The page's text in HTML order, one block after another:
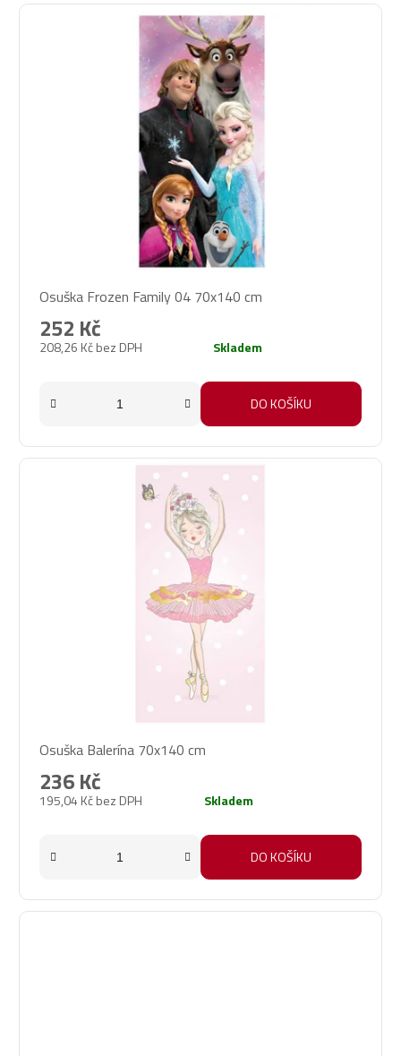
Osuška Frozen Family 04 70x140 cm
208,26 Kč bez DPH
252 Kč
Skladem
DO KOŠÍKU
Osuška Balerína 70x140 cm
195,04 Kč bez DPH
236 Kč
Skladem
DO KOŠÍKU